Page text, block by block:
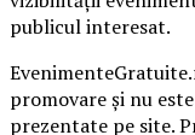
publicul interesat.
promovare și nu
prezentate pe site.